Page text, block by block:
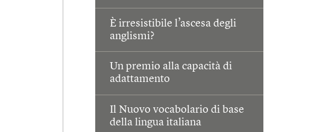
È irresistibile l’ascesa degli
anglismi?
Un premio alla capacità di
adattamento
Il Nuovo vocabolario di base
della lingua italiana